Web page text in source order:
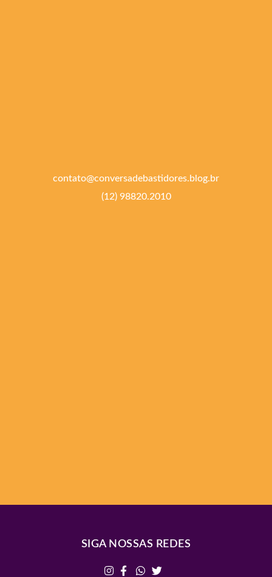
contato@conversadebastidores.blog.br
(12) 98820.2010
SIGA NOSSAS REDES